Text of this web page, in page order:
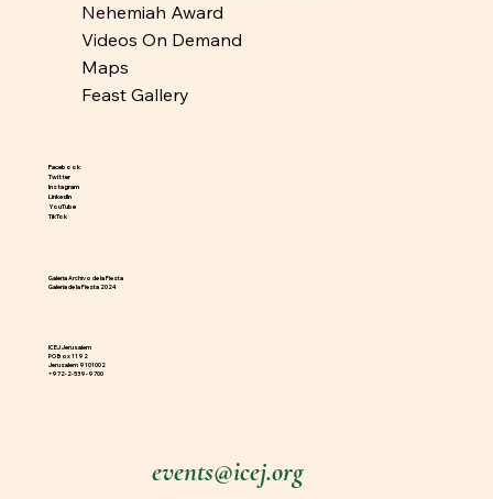
Nehemiah Award
Videos On Demand
Maps
Feast Gallery
Facebook
Twitter
Instagram
LinkedIn
YouTube
TikTok
ICEJ Jerusalem
PO Box 1192
Jerusalem 9101002
+972-2-539-9700
Galería Archivo de la Fiesta
Galería de la Fiesta 2024
events@icej.org